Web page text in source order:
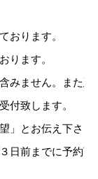
おります。
ります。
みません。また
付致します。
」とお伝え下さい
日前までに予約